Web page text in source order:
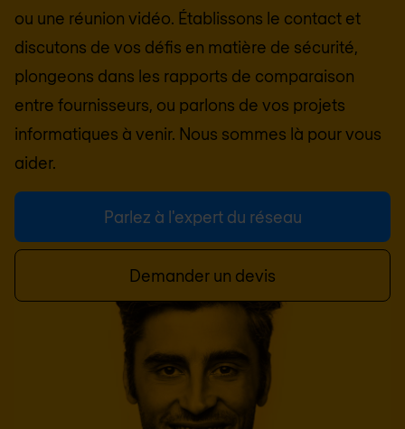
ou une réunion vidéo. Établissons le contact et
discutons de vos défis en matière de sécurité,
plongeons dans les rapports de comparaison
entre fournisseurs, ou parlons de vos projets
informatiques à venir. Nous sommes là pour vous
aider.
Parlez à l'expert du réseau
Demander un devis